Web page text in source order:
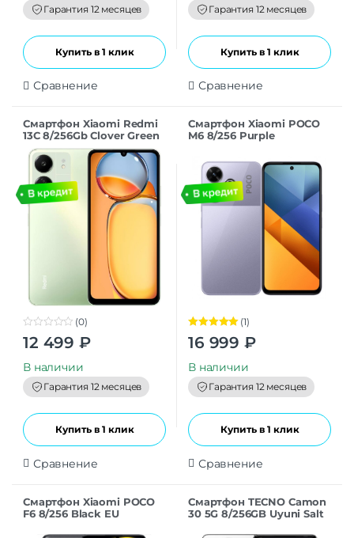
Гарантия 12 месяцев
Купить в 1 клик
Сравнение
Гарантия 12 месяцев
Купить в 1 клик
Сравнение
Смартфон Xiaomi Redmi
13C 8/256Gb Clover Green
0
t
o
f
5
(0)
12 499 ₽
В наличии
Гарантия 12 месяцев
Купить в 1 клик
Сравнение
Смартфон Xiaomi POCO
M6 8/256 Purple
Оценка 5.00
из 5
(1)
16 999 ₽
В наличии
Гарантия 12 месяцев
Купить в 1 клик
Сравнение
Смартфон Xiaomi POCO
F6 8/256 Black EU
Смартфон TECNO Camon
30 5G 8/256GB Uyuni Salt